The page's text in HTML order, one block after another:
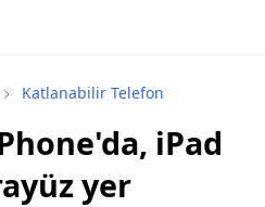
Katlanabilir Telefon
iPad
yer